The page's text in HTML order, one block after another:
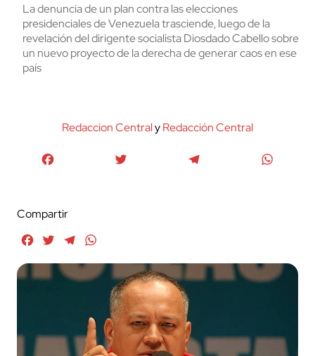
La denuncia de un plan contra las elecciones
presidenciales de Venezuela trasciende, luego de la
revelación del dirigente socialista Diosdado Cabello sobre
un nuevo proyecto de la derecha de generar caos en ese
país
Redaccion CentralyRedacción Central
Compartir
FacebookTwitterTelegram